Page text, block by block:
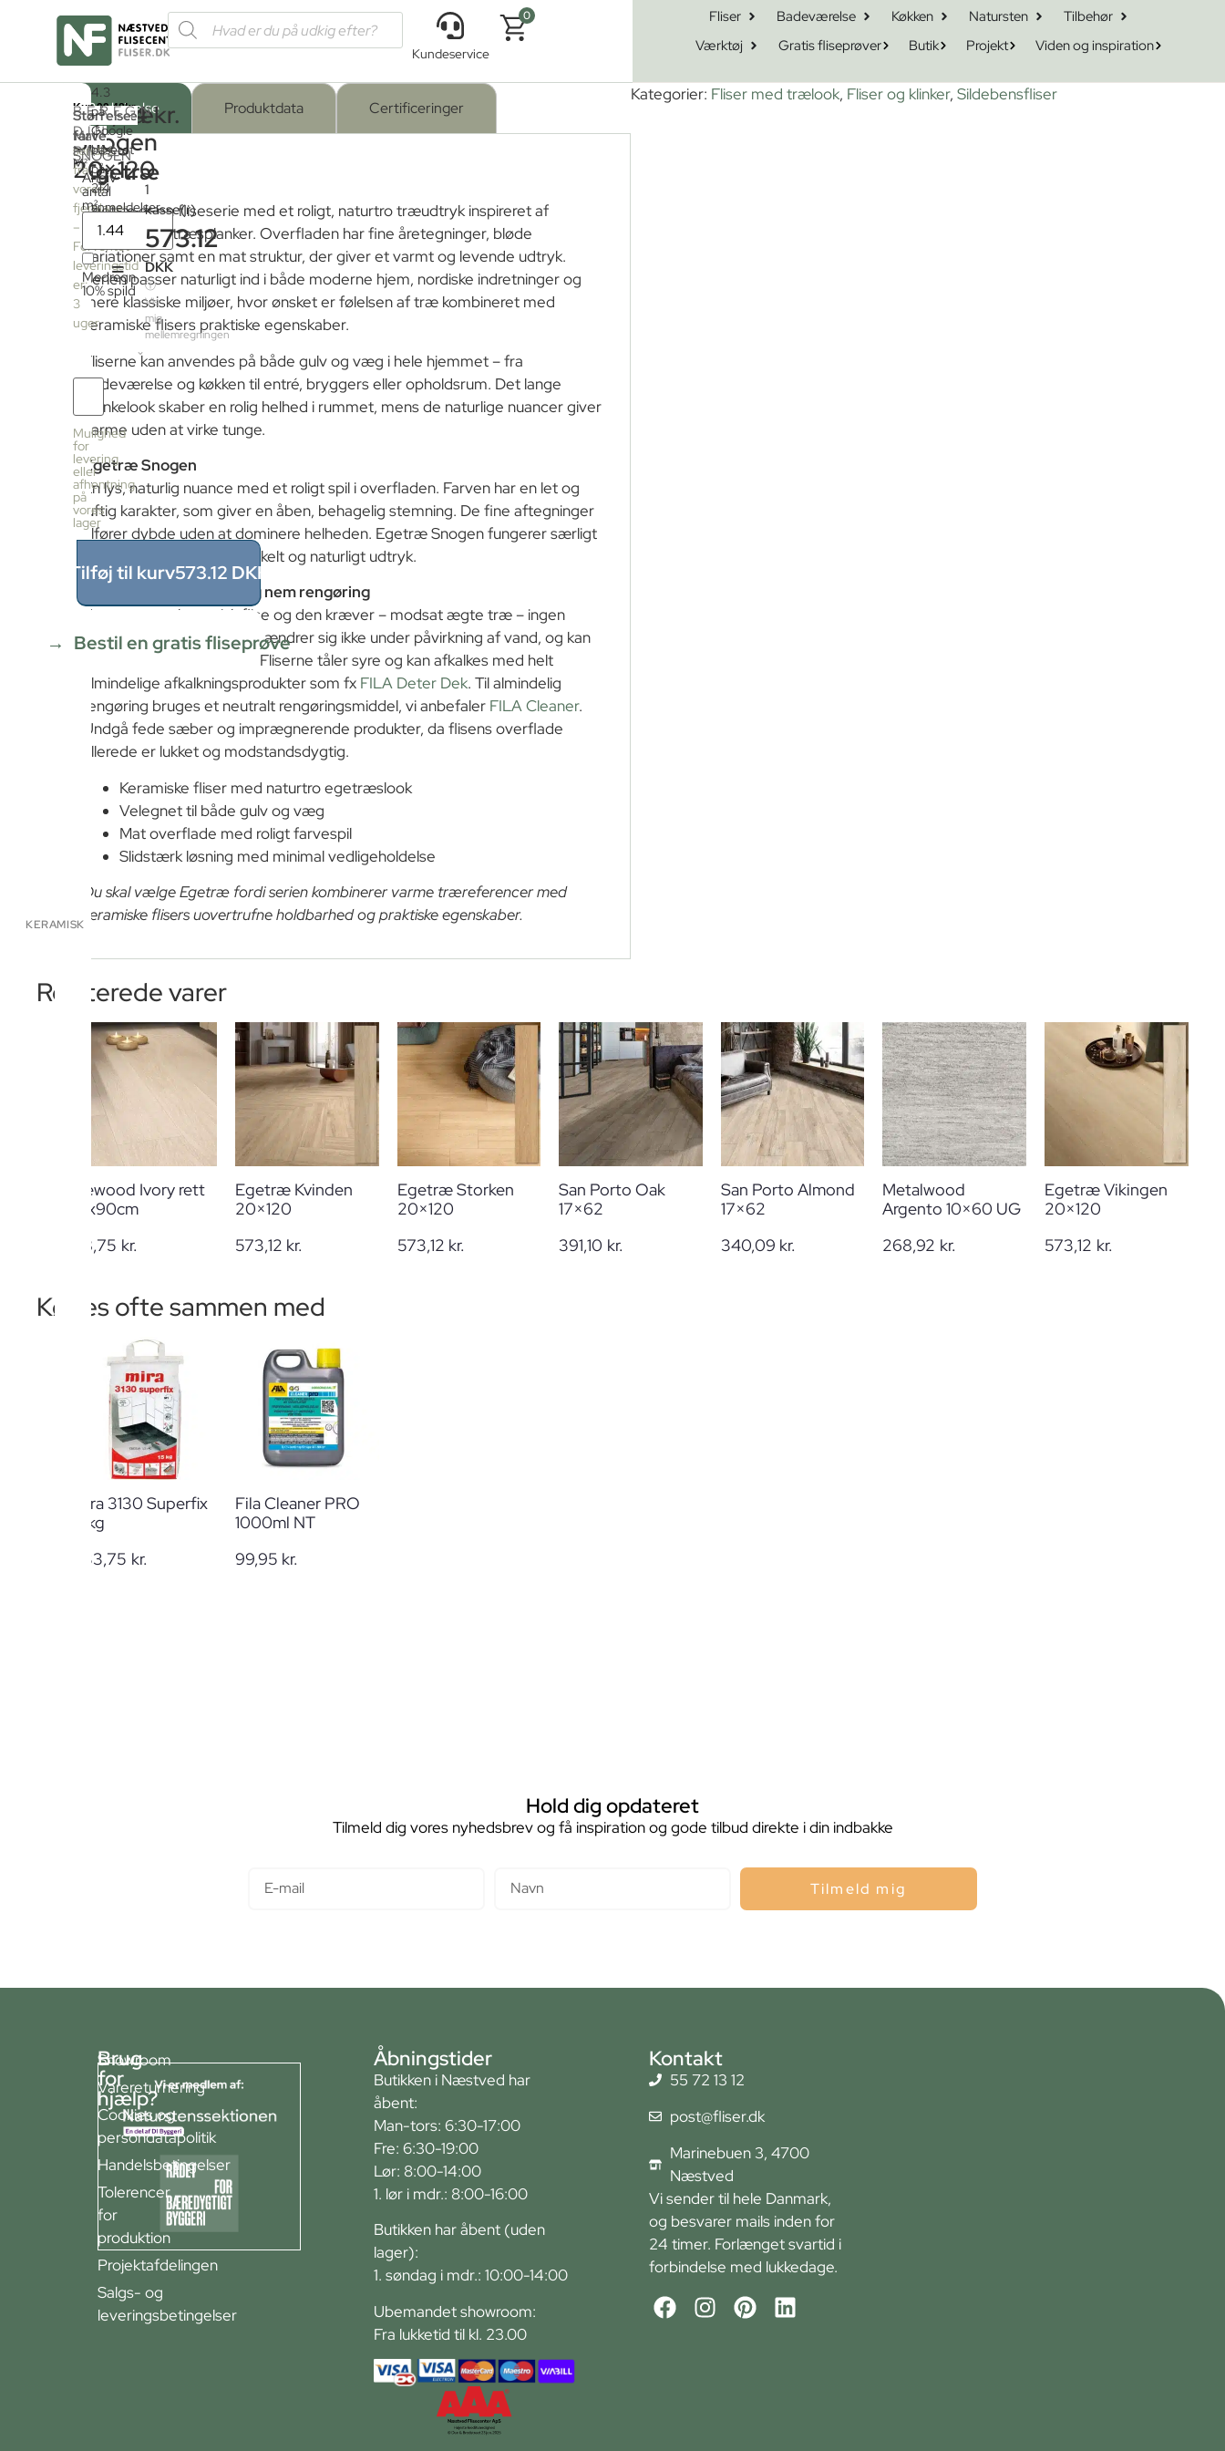
Kundeservice
0 Fliser Badeværelse Køkken Natursten
Tilbehør
Værktøj
Gratis fliseprøver Butik Projekt Viden og inspiration
Forside/Shop Fliser og klinker Fliser med trælook / Egetræ Snogen 20×120
KERAMISK
Egetræ
Snogen
20×120
397,94kr.
pr.
M²
Produktet
skal
sendes
fra
vores
fjernlager
–
Forventet
leveringstid
er:
3
uger
Serie
farve:
SNOGEN
Overflade:
Mat
Mat
Størrelse
BEREGN
DIN
PRIS
Angiv
antal
m²
Medregn
10% spild
=
1
kasse(r)
573.12
DKK
ⓘ
Vis
mig
mellemregningen
Antal
fliser
pr.
kasse
6
stk
≈
1.44m²
Pris
kasse
573.12
DKK
÷
1.44m²
573.12
573.12
Mulighed
for
levering
eller
afhentning
på
vores
lager
Tilføj til kurv573.12 DKK
Bestil en gratis fliseprøve
4.3
på
Google
baseret
på
214
anmeldelser
Beskrivelse Produktdata Certificeringer
Egetræ
Egetræ er en fliseserie med et roligt, naturtro træudtryk inspireret af
klassiske egetræsplanker. Overfladen har fine åretegninger, bløde
variationer samt en mat struktur, der giver et varmt og levende udtryk.
Serien passer naturligt ind i både moderne hjem, nordiske indretninger og
mere klassiske miljøer, hvor ønsket er følelsen af træ kombineret med
keramiske flisers praktiske egenskaber.
Fliserne kan anvendes på både gulv og væg i hele hjemmet – fra
badeværelse og køkken til entré, bryggers eller opholdsrum. Det lange
plankelook skaber en rolig helhed i rummet, mens de naturlige nuancer giver
varme uden at virke tunge.
Egetræ Snogen
En lys, naturlig nuance med et roligt spil i overfladen. Farven har en let og
luftig karakter, som giver en åben, behagelig stemning. De fine aftegninger
tilfører dybde uden at dominere helheden. Egetræ Snogen fungerer særligt
godt, hvor ønsket er et enkelt og naturligt udtryk.
Ingen vedligeholdelse og nem rengøring
Egetræ er en keramisk flise og den kræver – modsat ægte træ – ingen
overfladebehandling. Den ændrer sig ikke under påvirkning af vand, og kan
sagtens bruges i vådrum. Fliserne tåler syre og kan afkalkes med helt
almindelige afkalkningsprodukter som fx FILA Deter Dek. Til almindelig
rengøring bruges et neutralt rengøringsmiddel, vi anbefaler FILA Cleaner.
Undgå fede sæber og imprægnerende produkter, da flisens overflade
allerede er lukket og modstandsdygtig.
Keramiske fliser med naturtro egetræslook
Velegnet til både gulv og væg
Mat overflade med roligt farvespil
Slidstærk løsning med minimal vedligeholdelse
Du skal vælge Egetræ fordi serien kombinerer varme træreferencer med
keramiske flisers uovertrufne holdbarhed og praktiske egenskaber.
Kategorier: Fliser med trælook, Fliser og klinker, Sildebensfliser
Relaterede varer
Newood Ivory rett
15x90cm
68,75 kr.
Egetræ Kvinden
20×120
573,12 kr.
Egetræ Storken
20×120
573,12 kr.
San Porto Oak
17×62
391,10 kr.
San Porto Almond
17×62
340,09 kr.
Metalwood
Argento 10×60 UG
268,92 kr.
Egetræ Vikingen
20×120
573,12 kr.
Købes ofte sammen med
Mira 3130 Superfix
15kg
233,75 kr.
Fila Cleaner PRO
1000ml NT
99,95 kr.
Hold dig opdateret
Tilmeld dig vores nyhedsbrev og få inspiration og gode tilbud direkte i din indbakke
Tilmeld mig
Brug
for
hjælp?
Showroom
Varereturnering
Cookies og
persondatapolitik
Handelsbetingelser
Tolerencer
for
produktion
Projektafdelingen
Salgs- og
leveringsbetingelser
Åbningstider
Butikken i Næstved har
åbent:
Man-tors: 6:30-17:00
Fre: 6:30-19:00
Lør: 8:00-14:00
1. lør i mdr.: 8:00-16:00
Butikken har åbent (uden
lager):
1. søndag i mdr.: 10:00-14:00
Ubemandet showroom:
Fra lukketid til kl. 23.00
Kontakt
55 72 13 12
post@fliser.dk
Marinebuen 3, 4700
Næstved
Vi sender til hele Danmark,
og besvarer mails inden for
24 timer. Forlænget svartid i
forbindelse med lukkedage.